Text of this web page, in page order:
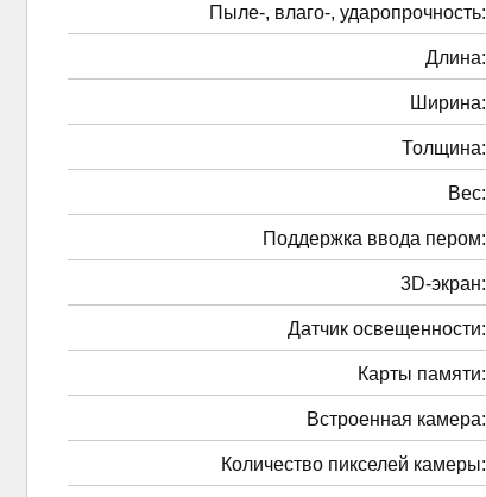
Пыле-, влаго-, ударопрочность:
Длина:
Ширина:
Толщина:
Вес:
Поддержка ввода пером:
3D-экран:
Датчик освещенности:
Карты памяти:
Встроенная камера:
Количество пикселей камеры: